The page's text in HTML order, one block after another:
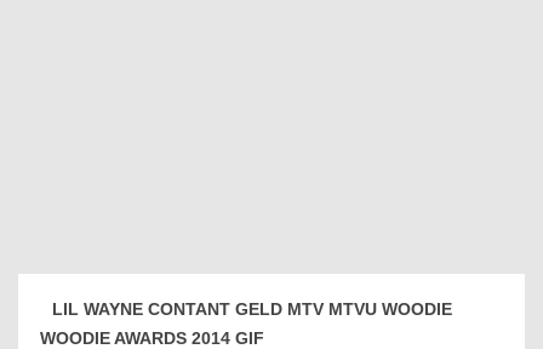
LIL WAYNE CONTANT GELD MTV MTVU WOODIE
WOODIE AWARDS 2014 GIF